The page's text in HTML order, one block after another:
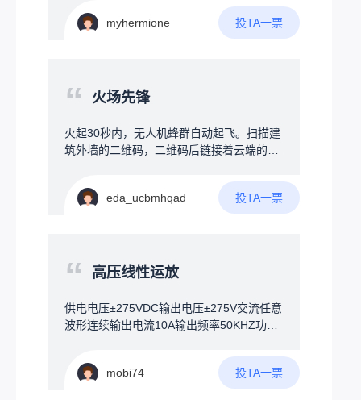
加上屏幕及按键用来设定参数，连接WIFI可
以远程取消烧水、汇报温度，有条件加上触
要记几百上千种物料位置，新手入职成本
高。创意方案一个大屏+AI大脑的智能终
端，挂在仓库或货架旁，帮店员和顾客“秒找
接标注货物在哪排哪层，不用扯着嗓子满仓
说：“帮我找一下墙上打孔的那种小黄螺
丝”，AI立刻匹配到正确物料，并在地图上标
实用的功能。顾客不知道名字？拿旧零件直
接对着屏幕摄像头拍照，系统自动识别图片
了自动弹提醒，语音喊一嗓子“还剩3个，该
补货了！”；智能盘点：手机扫码或拍照，系
卖得最好”，AI自动分析。硬件方案一块普通
大屏触控电视+一个小电脑盒子，比工业一
myhermione 投TA一票
“ 火场先锋
火起30秒内，无人机蜂群自动起飞。扫描建
筑外墙的二维码，二维码后链接着云端的建
在哪、房间分布、当前火点、人员手机定
位。用定向电磁波穿透建筑，将险情告知在
房间睡觉的人，厕所玩手机的人，一团乱哄
点：技术可行，但需跨越"运营商合作"和"消
个人都生气，运用了地震时强制接管你手机
的技术。核心壁垒在集成：AI算法、通信协
见人，红外线扫描没用，容易遗漏。三：人
人抱着手机不撒手，睡觉，上厕所，逛商
eda_ucbmhqad 投TA一票
“ 高压线性运放
供电电压±275VDC输出电压±275V交流任意
波形连续输出电流10A输出频率50KHZ功率
工作温度-40-+85°失调电压0.5mv失调电流1
0pA输入电容4pF共模抑制比110DB开环增
益108DB压摆率1000V/uS建立时间750nS
mobi74 投TA一票